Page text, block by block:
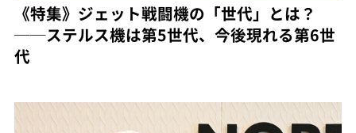
《特集》ジェット戦闘機の「世代」とは？
──ステルス機は第5世代、今後現れる第6世
代